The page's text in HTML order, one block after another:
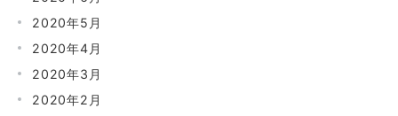
2020年5月
2020年4月
2020年3月
2020年2月